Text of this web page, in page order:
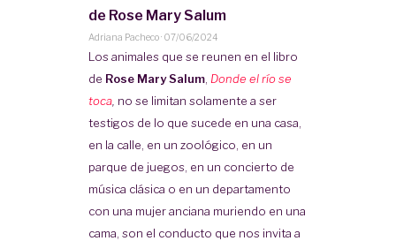
de Rose Mary Salum
Adriana Pacheco· 07/06/2024
Los animales que se reunen en el libro
de Rose Mary Salum, Donde el río se
toca, no se limitan solamente a ser
testigos de lo que sucede en una casa,
en la calle, en un zoológico, en un
parque de juegos, en un concierto de
música clásica o en un departamento
con una mujer anciana muriendo en una
cama, son el conducto que nos invita a